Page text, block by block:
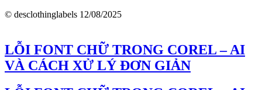
© desclothinglabels 12/08/2025
LỖI FONT CHỮ TRONG COREL – AI
VÀ CÁCH XỬ LÝ ĐƠN GIẢN